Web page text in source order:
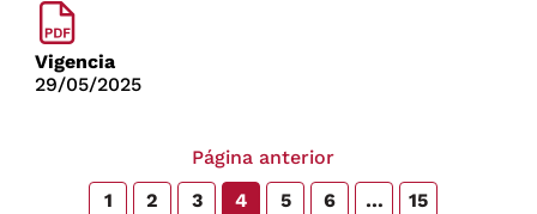
Vigencia
29/05/2025
Página anterior
1
2 3 4 5 6 …
15